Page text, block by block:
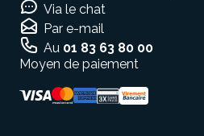
Via le chat
Par e-mail
Au 01 83 63 80 00
Moyen de paiement